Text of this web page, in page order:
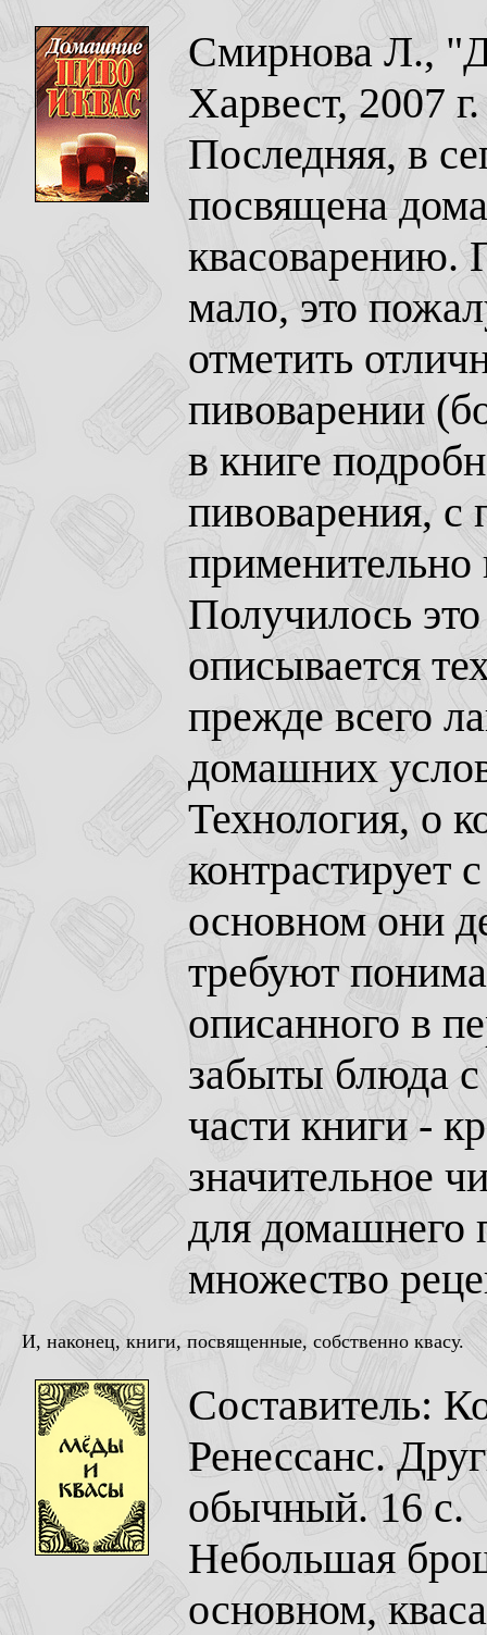
Смирнова Л.,
Харвест, 2007
Последняя, в
посвящена
мало, это
отметить
пивоварении
в книге
пивоварения, с
Получилось
описывается
прежде всего
домашних
Технология, о
контрастирует
основном они
требуют
описанного в
забыты блюда
части книги -
значительное
для домашнего
множество
И, наконец, книги, посвященные, собственно квасу.
Составитель:
Ренессанс.
обычный. 16 с.
Небольшая
основном,